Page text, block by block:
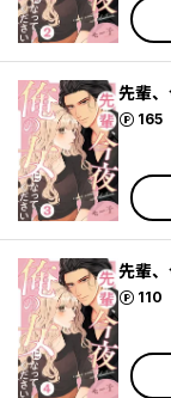
先輩
165
ポイント
先輩
110
ポイント